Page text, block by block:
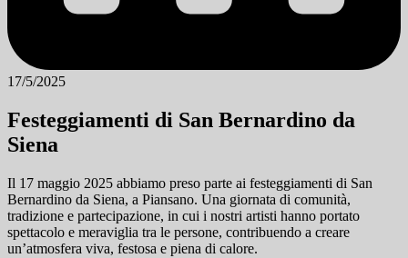
17/5/2025
Festeggiamenti di San Bernardino da
Siena
Il 17 maggio 2025 abbiamo preso parte ai festeggiamenti di San
Bernardino da Siena, a Piansano. Una giornata di comunità,
tradizione e partecipazione, in cui i nostri artisti hanno portato
spettacolo e meraviglia tra le persone, contribuendo a creare
un’atmosfera viva, festosa e piena di calore.